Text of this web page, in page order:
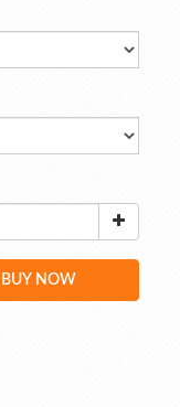
BUY NOW